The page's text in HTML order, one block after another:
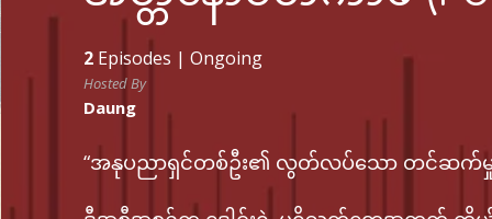
2Episodes | Ongoing
Hosted By
Daung
“အနုပညာရှင်တစ်ဦး၏ လွတ်လပ်သော တင်ဆက်မှု